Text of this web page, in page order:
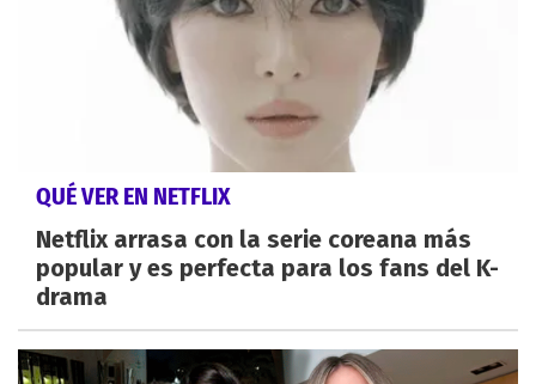
QUÉ VER EN NETFLIX
Netflix arrasa con la serie coreana más
popular y es perfecta para los fans del K-
drama